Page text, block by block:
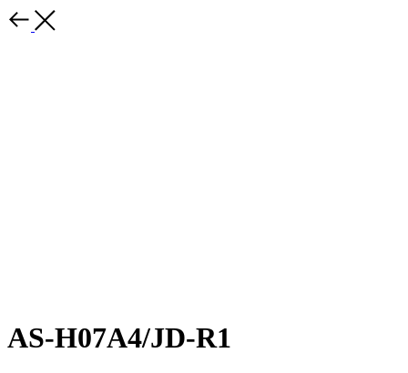
AS-H07A4/JD-R1